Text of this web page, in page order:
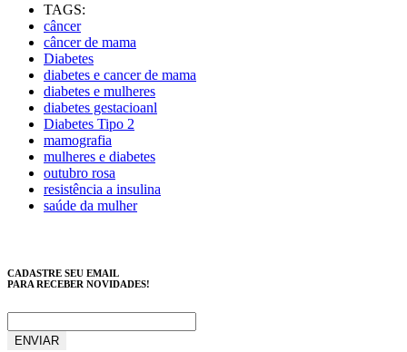
TAGS:
câncer
câncer de mama
Diabetes
diabetes e cancer de mama
diabetes e mulheres
diabetes gestacioanl
Diabetes Tipo 2
mamografia
mulheres e diabetes
outubro rosa
resistência a insulina
saúde da mulher
CADASTRE SEU EMAIL
PARA RECEBER NOVIDADES!